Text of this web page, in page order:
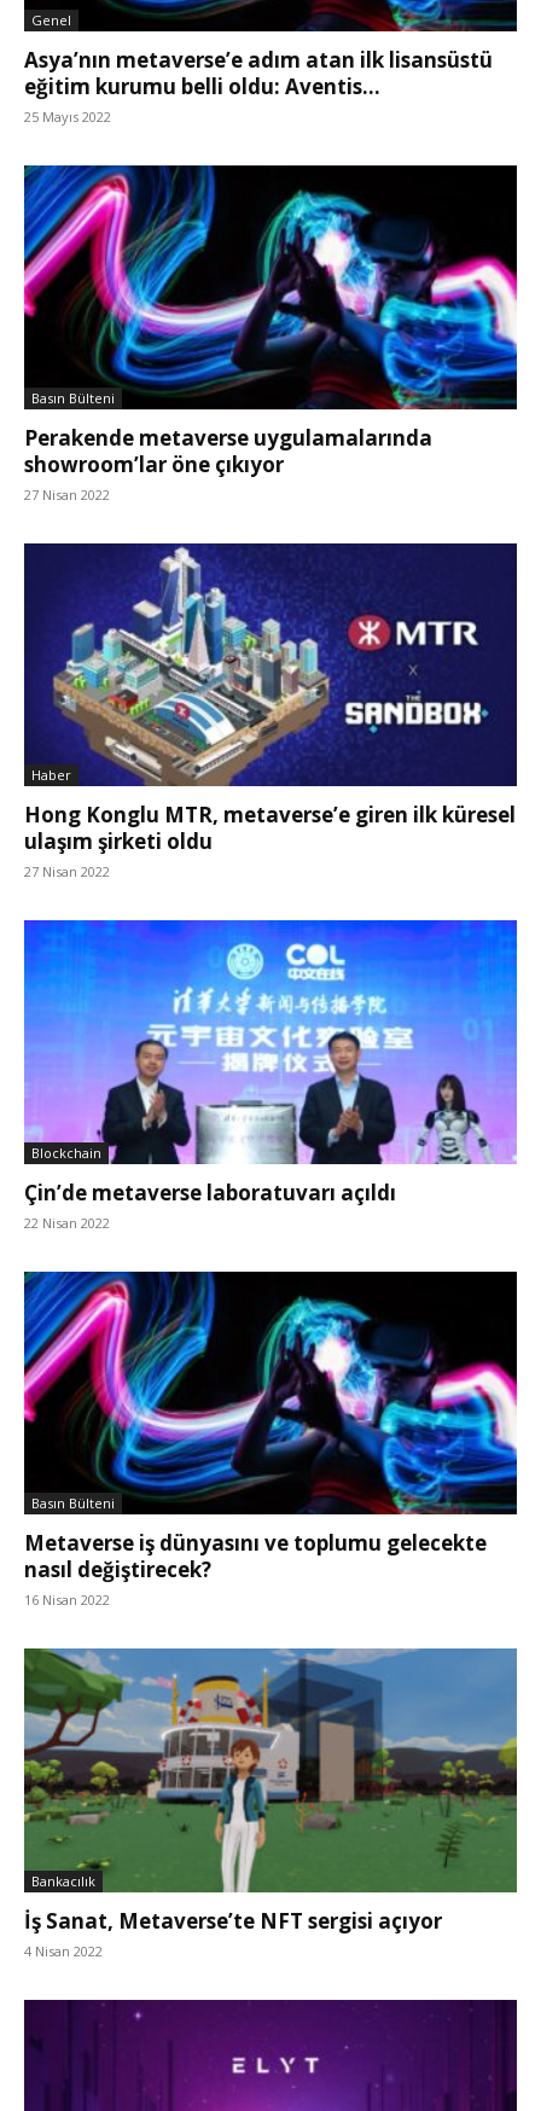
Genel
Asya’nın metaverse’e adım atan ilk lisansüstü
eğitim kurumu belli oldu: Aventis...
25 Mayıs 2022
Basın Bülteni
Perakende metaverse uygulamalarında
showroom’lar öne çıkıyor
27 Nisan 2022
Haber
Hong Konglu MTR, metaverse’e giren ilk küresel
ulaşım şirketi oldu
27 Nisan 2022
Blockchain
Çin’de metaverse laboratuvarı açıldı
22 Nisan 2022
Basın Bülteni
Metaverse iş dünyasını ve toplumu gelecekte
nasıl değiştirecek?
16 Nisan 2022
Bankacılık
İş Sanat, Metaverse’te NFT sergisi açıyor
4 Nisan 2022